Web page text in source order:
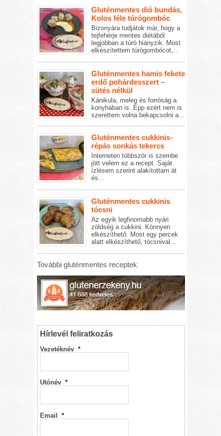
Gluténmentes dió bundás,
Kolos féle túrógombóc
Bizonyára tudjátok már, hogy a
tejfehérje mentes diétából
legjobban a túró hiányzik. Most
elkészítettem túrógombócot,...
Gluténmentes hamis fekete
erdő pohárdesszert –
sütés nélkül
Kánikula, meleg és forróság a
konyhában is. Épp ezért nem is
szerettem volna bekapcsolni a...
Gluténmentes cukkinis-
répás sonkás tekercs
Interneten többször is szembe
jött velem ez a recept. Saját
ízlésem szerint alakítottam át
és...
Gluténmentes cukkinis
tócsni
Az egyik legfinomabb nyári
zöldség a cukkini. Könnyen
elkészíthető. Most egy percek
alatt elkészíthető, tócsnival...
További gluténmentes receptek
Hírlevél feliratkozás
Vezetéknév *
Utónév *
Email *